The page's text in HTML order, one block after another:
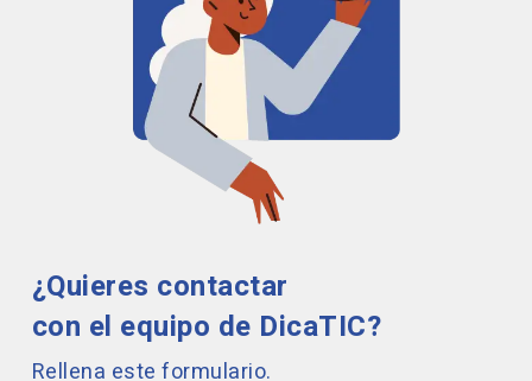
¿Quieres contactar
con el equipo de DicaTIC?
Rellena este formulario.